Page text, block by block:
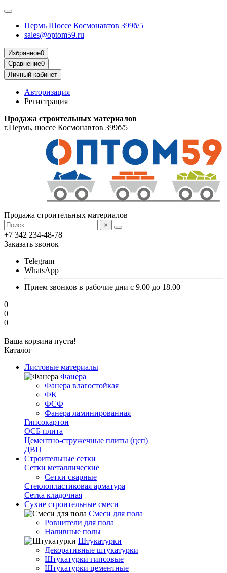
Пермь Шоссе Космонавтов 399б/5
sales@optom59.ru
Избранное0
Сравнение0
Личный кабинет
Авторизация
Регистрация
Продажа строительных материалов
г.Пермь, шоссе Космонавтов 399б/5
Продажа строительных материалов
×
+7 342 234-48-78
Заказать звонок
Telegram
WhatsApp
Прием звонков в рабочие дни с 9.00 до 18.00
0
0
0
Ваша корзина пуста!
Каталог
Листовые материалы
Фанера
Фанера влагостойкая
ФК
ФСФ
Фанера ламинированная
Гипсокартон
ОСБ плита
Цементно-стружечные плиты (цсп)
ДВП
Строительные сетки
Сетки металлические
Сетки сварные
Стеклопластиковая арматура
Сетка кладочная
Сухие строительные смеси
Смеси для пола
Ровнители для пола
Наливные полы
Штукатурки
Декоративные штукатурки
Штукатурки гипсовые
Штукатурки цементные